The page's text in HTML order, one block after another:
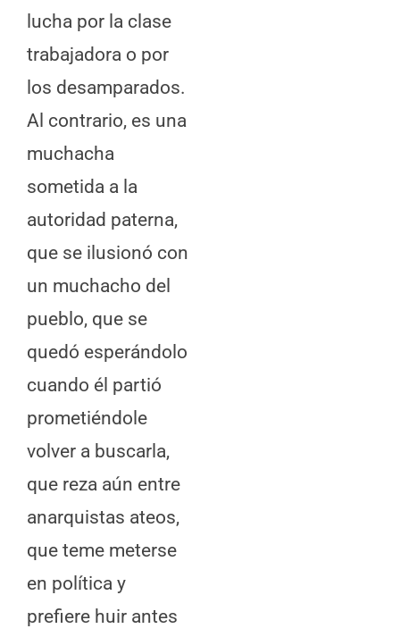
lucha por la clase
trabajadora o por
los desamparados.
Al contrario, es una
muchacha
sometida a la
autoridad paterna,
que se ilusionó con
un muchacho del
pueblo, que se
quedó esperándolo
cuando él partió
prometiéndole
volver a buscarla,
que reza aún entre
anarquistas ateos,
que teme meterse
en política y
prefiere huir antes